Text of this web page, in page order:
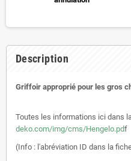
Description
Griffoir approprié pour les gros
Toutes les informations ici dans
deko.com/img/cms/Hengelo.pdf
(Info : l'abréviation ID dans la